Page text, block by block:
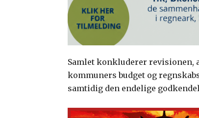
Samlet konkluderer revisionen,
kommuners budget og
samtidig den endelige